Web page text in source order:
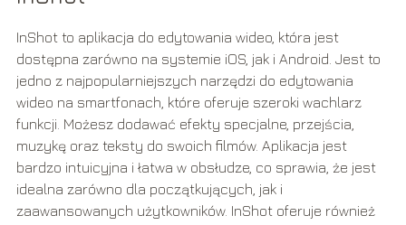
InShot to aplikacja do edytowania wideo, która jest
dostępna zarówno na systemie iOS, jak i Android. Jest to
jedno z najpopularniejszych narzędzi do edytowania
wideo na smartfonach, które oferuje szeroki wachlarz
funkcji. Możesz dodawać efekty specjalne, przejścia,
muzykę oraz teksty do swoich filmów. Aplikacja jest
bardzo intuicyjna i łatwa w obsłudze, co sprawia, że jest
idealna zarówno dla początkujących, jak i
zaawansowanych użytkowników. InShot oferuje również